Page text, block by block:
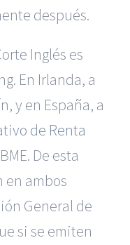
después.
Inglés es
En Irlanda, a
y en España, a
de Renta
De esta
en ambos
General de
si se emiten